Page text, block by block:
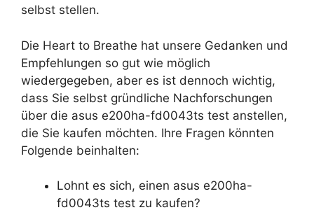
selbst stellen.
Die Heart to Breathe hat unsere Gedanken und
Empfehlungen so gut wie möglich
wiedergegeben, aber es ist dennoch wichtig,
dass Sie selbst gründliche Nachforschungen
über die asus e200ha-fd0043ts test anstellen,
die Sie kaufen möchten. Ihre Fragen könnten
Folgende beinhalten:
Lohnt es sich, einen asus e200ha-
fd0043ts test zu kaufen?